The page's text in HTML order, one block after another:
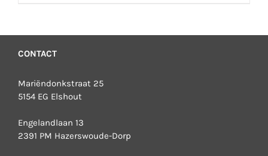
CONTACT
Mariëndonkstraat 25
5154 EG Elshout
Engelandlaan 13
2391 PM Hazerswoude-Dorp